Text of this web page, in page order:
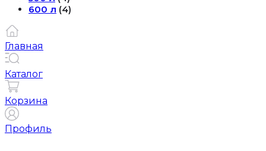
600 л (4)
Главная
Каталог
Корзина
Профиль